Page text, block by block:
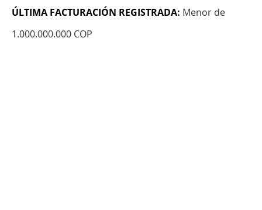
ÚLTIMA FACTURACIÓN REGISTRADA: Menor de
1.000.000.000 COP